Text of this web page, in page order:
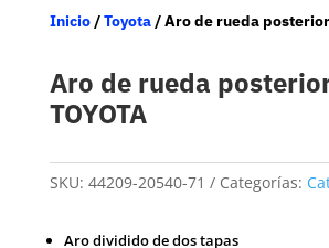
Inicio/Toyota/ Aro de rueda posterior
Aro de rueda
TOYOTA
SKU: 44209-20540-71 Categorías:
Aro dividido de dos tapas